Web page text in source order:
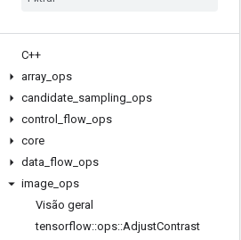
C++
array ops
candidate sampling ops
control
flow ops
core
data flow ops
image ops
Visão geral
tensorflow::ops::AdjustContrast